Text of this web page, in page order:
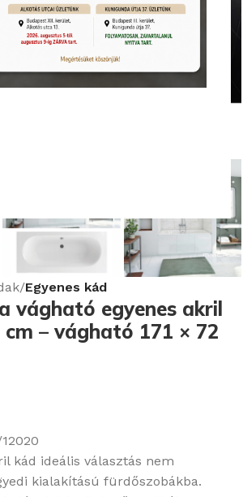
Egyenes kád
vágható egyenes akril
– vágható 171 × 72
kád ideális választás nem
kialakítású fürdőszobákba.